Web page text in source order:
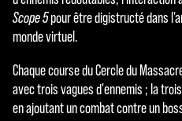
Scope 5pour être digistructé dans
monde virtuel.
Chaque course du Cercle du
avec trois vagues d'ennemis ; la
en ajoutant un combat contre un